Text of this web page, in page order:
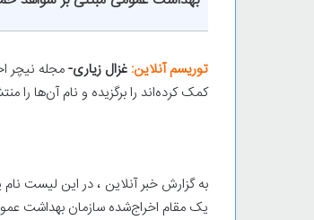
توریسم آنلاین: غزال زیاری-
کمک کرده‌اند را برگزیده و نام آن‌ها را
به گزارش خبر آنلاین ، در این لیست نام
یک مقام اخراج‌شده سازمان بهداشت